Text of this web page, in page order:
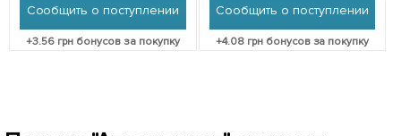
Сообщить о поступлении
+3.56 грн бонусов за покупку
Сообщить о поступлении
+4.08грн бонусов за покупку